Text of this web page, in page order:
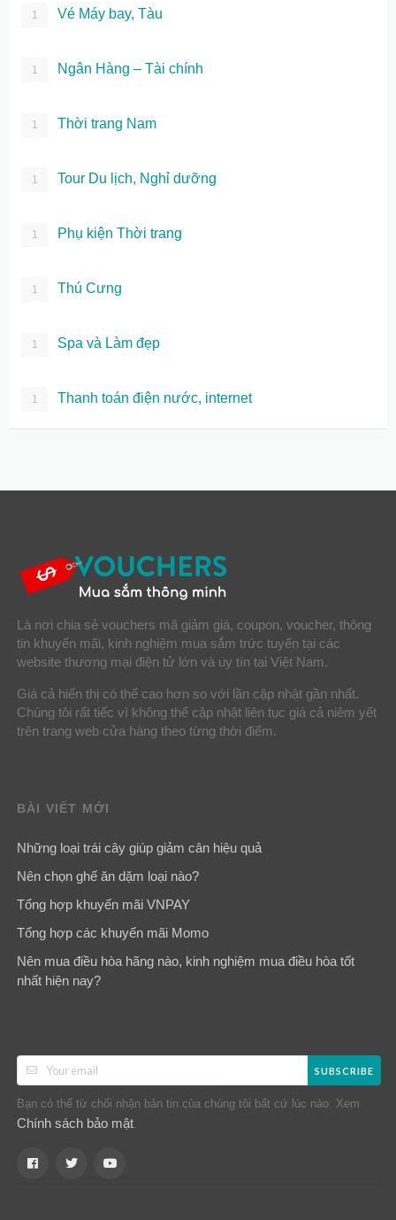
1 Vé Máy bay, Tàu
1 Ngân Hàng – Tài chính
1 Thời trang Nam
1 Tour Du lịch, Nghỉ dưỡng
1 Phụ kiện Thời trang
1 Thú Cưng
1 Spa và Làm đẹp
1 Thanh toán điện nước, internet
Là nơi chia sẻ vouchers mã giảm giá, coupon, voucher, thông
tin khuyến mãi, kinh nghiệm mua sắm trức tuyến tại các
website thương mại điện tử lớn và uy tín tại Việt Nam.
Giá cả hiển thị có thể cao hơn so với lần cập nhật gần nhất.
Chúng tôi rất tiếc vì không thể cập nhật liên tục giá cả niêm yết
trên trang web cửa hàng theo từng thời điểm.
BÀI VIẾT MỚI
Những loại trái cây giúp giảm cân hiệu quả
Nên chọn ghế ăn dặm loại nào?
Tổng hợp khuyến mãi VNPAY
Tổng hợp các khuyến mãi Momo
Nên mua điều hòa hãng nào, kinh nghiệm mua điều hòa tốt
nhất hiện nay?
SUBSCRIBE
Bạn có thể từ chối nhận bản tin của chúng tôi bất cứ lúc nào. Xem
Chính sách bảo mật